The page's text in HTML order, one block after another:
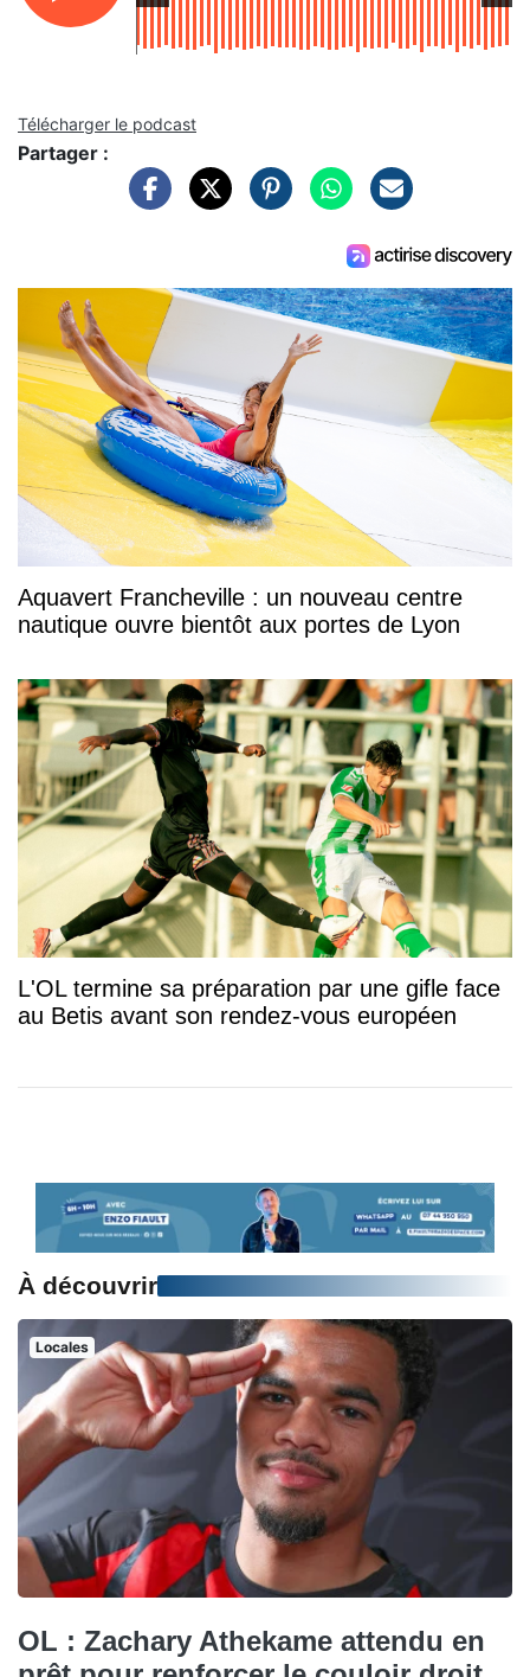
Télécharger le podcast
Partager :
Aquavert Francheville : un nouveau centre
nautique ouvre bientôt aux portes de Lyon
L'OL termine sa préparation par une gifle face
au Betis avant son rendez-vous européen
À découvrir
Locales
OL : Zachary Athekame attendu en